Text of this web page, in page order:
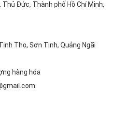
Đức, Thành phố Hồ Chí Minh,
Thọ, Sơn Tịnh, Quảng Ngãi
hàng hóa